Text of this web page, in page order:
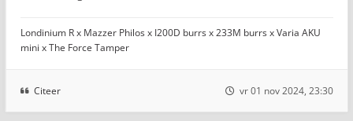
Londinium R x Mazzer Philos x I200D burrs x 233M burrs x Varia AKU
mini x The Force Tamper
Citeer vr 01 nov 2024, 23:30